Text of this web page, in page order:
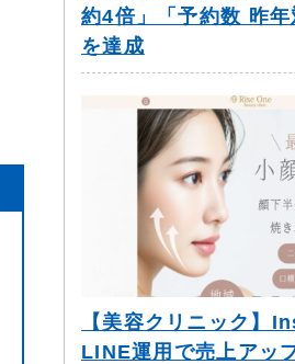
約4倍」「予約数 昨年
を達成
【美容クリニック】
LINE運用で売上アッ